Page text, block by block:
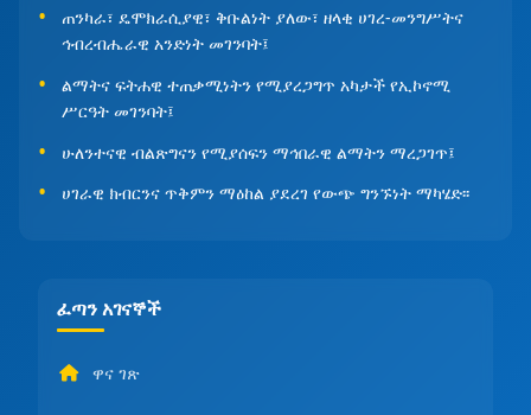
ጠንካራ፣ ዴሞክራሲያዊ፣ ቅቡልነት ያለው፣ ዘላቂ ሀገረ-መንግሥትና
ኅብረብሔራዊ አንድነት መገንባት፤
ልማትና ፍትሐዊ ተጠቃሚነትን የሚያረጋግጥ አካታች የኢኮኖሚ
ሥርዓት መገንባት፤
ሁለንተናዊ ብልጽግናን የሚያሰፍን ማኅበራዊ ልማትን ማረጋገጥ፤
ሀገራዊ ክብርንና ጥቅምን ማዕከል ያደረገ የውጭ ግንኙነት ማካሄድ፡፡
ፈጣን አገናኞች
ዋና ገጽ